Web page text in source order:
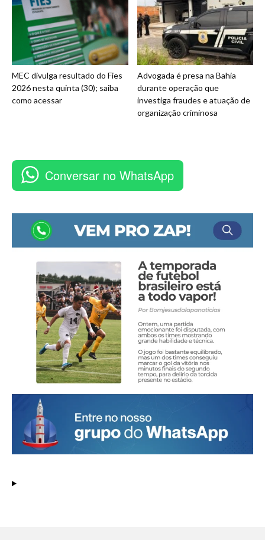
MEC divulga resultado do Fies
2026 nesta quinta (30); saiba
como acessar
Advogada é presa na Bahia
durante operação que
investiga fraudes e atuação de
organização criminosa
Conversar no WhatsApp